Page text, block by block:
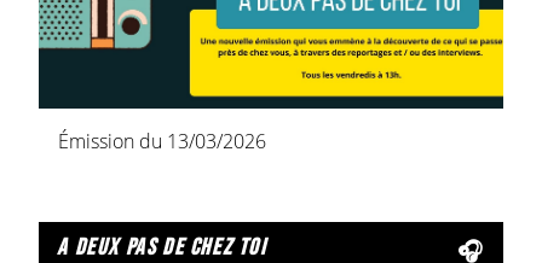
Émission du 13/03/2026
a deux pas de chez toi